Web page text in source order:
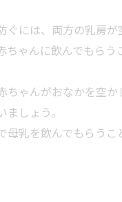
ぐには、両方の乳房が
ちゃんに飲んでもらう
ちゃんがおなかを空か
しょう。
母乳を飲んでもらうこ